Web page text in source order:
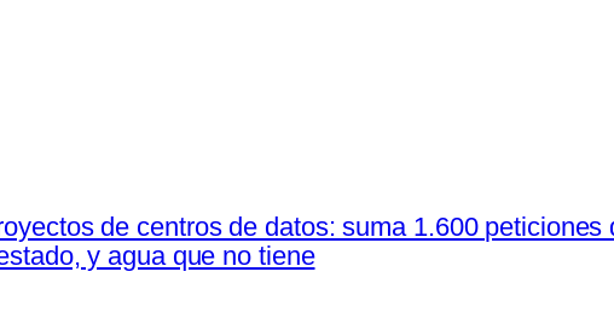
de centros de datos: suma 1.600
y agua que no tiene